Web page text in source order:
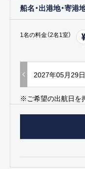
船名・出港地・寄港
1名の料金（2名1室）
2027年05月29日
※ご希望の出航日を